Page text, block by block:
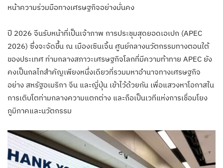
หน้าความร่วมมือทางเศรษฐกิจอย่างมั่นคง
ปี 2026 จีนรับหน้าที่เป็นเจ้าภาพ การประชุมสุดยอดเอเปก (APEC
2026) ซึ่งจะจัดขึ้น ณ เมืองเซินเจิ้น ศูนย์กลางนวัตกรรมทางตอนใต้
ของประเทศ ท่ามกลางสภาวะเศรษฐกิจโลกที่มีความท้าทาย APEC ยัง
คงเป็นกลไกสำคัญเพียงหนึ่งเดียวที่รวมมหาอำนาจทางเศรษฐกิจ
อย่าง สหรัฐอเมริกา จีน และญี่ปุ่น เข้าไว้ด้วยกัน เพื่อแสวงหาโอกาสใน
การเติบโตท่ามกลางความแตกต่าง และถือเป็นเวทีแห่งการเชื่อมโยง
ภูมิภาคและนวัตกรรม